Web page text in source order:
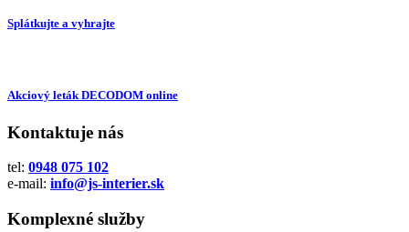
Splátkujte a vyhrajte
Akciový leták DECODOM online
Kontaktuje nás
tel: 0948 075 102
e-mail: info@js-interier.sk
Komplexné služby